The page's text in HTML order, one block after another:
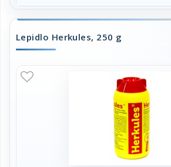
Lepidlo Herkules, 250 g